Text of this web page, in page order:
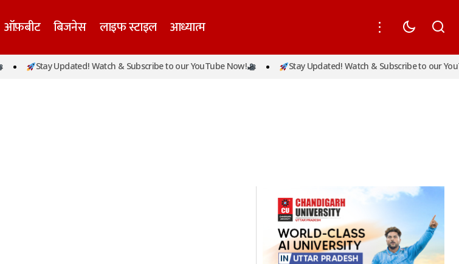
ऑफ़बीट बिजनेस लाइफ स्टाइल आध्यात्म
Stay Updated! Watch & Subscribe to our YouTube Now! Stay Updated! Watch & Subscribe to our